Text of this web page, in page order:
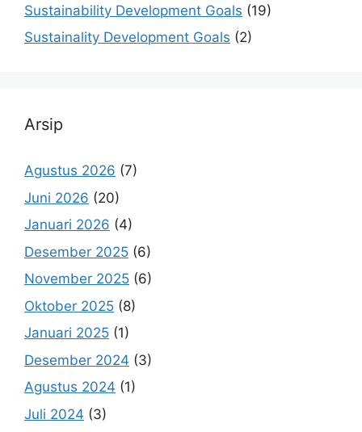
Sustainability Development Goals (19)
Sustainality Development Goals (2)
Arsip
Agustus 2026 (7)
Juni 2026 (20)
Januari 2026 (4)
Desember 2025 (6)
November 2025 (6)
Oktober 2025 (8)
Januari 2025 (1)
Desember 2024 (3)
Agustus 2024 (1)
Juli 2024 (3)